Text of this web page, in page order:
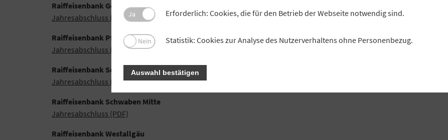
Raiffeisenbank Gefrees
Jahresabschluss (PDF)
Raiffeisenbank Pfeffenhausen-Rottenburg-Wildenberg
Jahresabschluss (PDF)
Raiffeisenbank Schrobenhausener Land
Jahresabschluss (PDF)
Raiffeisenbank Schwaben Mitte
Jahresabschluss (PDF)
Raiffeisenbank Westallgäu
Ja Erforderlich: Cookies, die für den Betrieb der Webseite notwendig sind.
Nein Statistik: Cookies zur Analyse des Nutzerverhaltens ohne Personenbezug.
Auswahl bestätigen